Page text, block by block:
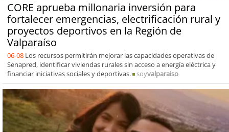
CORE aprueba millonaria inversión para
fortalecer emergencias, electrificación rural y
proyectos deportivos en la Región de
Valparaíso
06-08 Los recursos permitirán mejorar las capacidades operativas de
Senapred, identificar viviendas rurales sin acceso a energía eléctrica y
financiar iniciativas sociales y deportivas.
soyvalparaiso